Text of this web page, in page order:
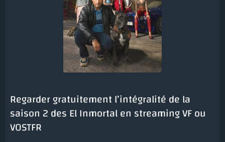
Regarder gratuitement l’intégralité de la
saison 2 des El Inmortal en streaming VF ou
VOSTFR